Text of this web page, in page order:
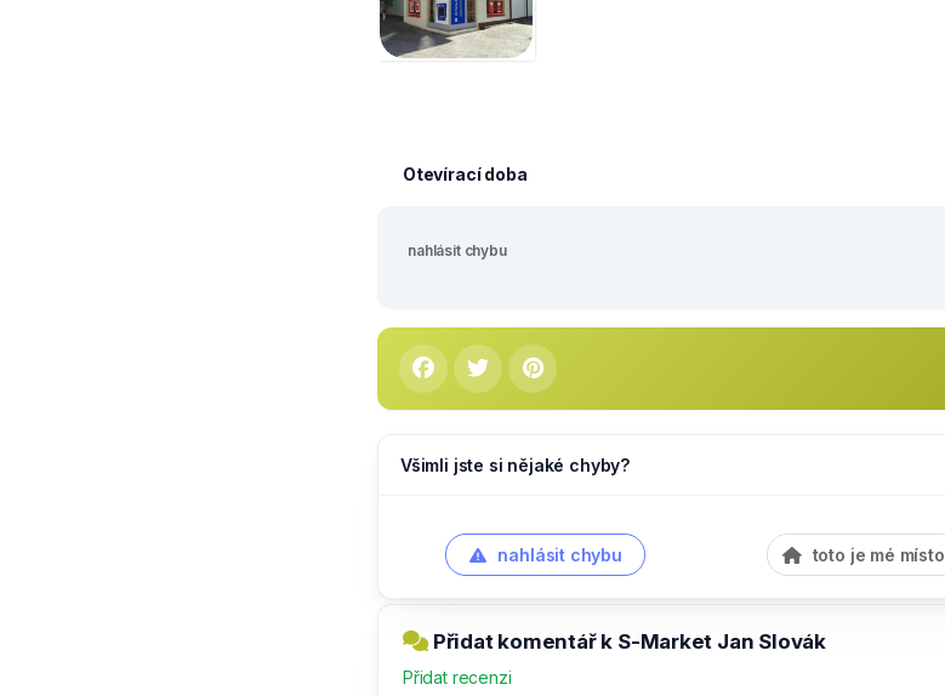
Otevírací doba
nahlásit chybu
Všimli jste si nějaké chyby?
nahlásit chybu toto je mé místo
Přidat komentář k S-Market Jan Slovák
Přidat recenzi